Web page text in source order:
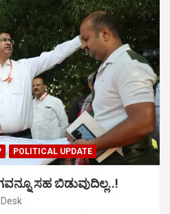
POLITICAL UPDATE
ಸಹ ಬಿಡುವುದಿಲ್ಲ..!